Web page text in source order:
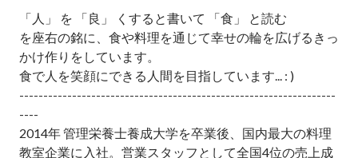
「人」 を 「良」 くすると書いて 「食」 と読む
を座右の銘に、食や料理を通じて幸せの輪を広げるきっ
かけ作りをしています。
食で人を笑顔にできる人間を目指しています... : )
------------------------------------------------------------------
----
2014年 管理栄養士養成大学を卒業後、国内最大の料理
教室企業に入社。営業スタッフとして全国4位の売上成